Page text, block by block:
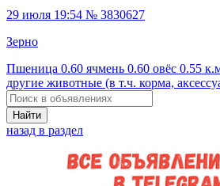
29 июля 19:54 № 3830627
Зерно
Пшеница 0.60 ячмень 0.60 овёс 0.55
другие животные (в т.ч. корма,
Найти
назад в раздел